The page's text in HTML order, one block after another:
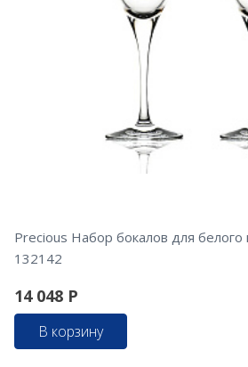
Precious Набор бокалов для белого
132142
14 048 Р
В корзину